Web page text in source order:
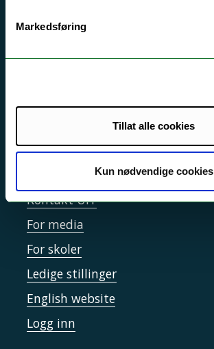
Markedsføring
Tillat alle cookies
Kun nødvendige cookies
Si ifra!
Informasjonskapsler
Tilgjengelighetserklæring
Kontakt UiT
For media
For skoler
Ledige stillinger
English website
Logg inn